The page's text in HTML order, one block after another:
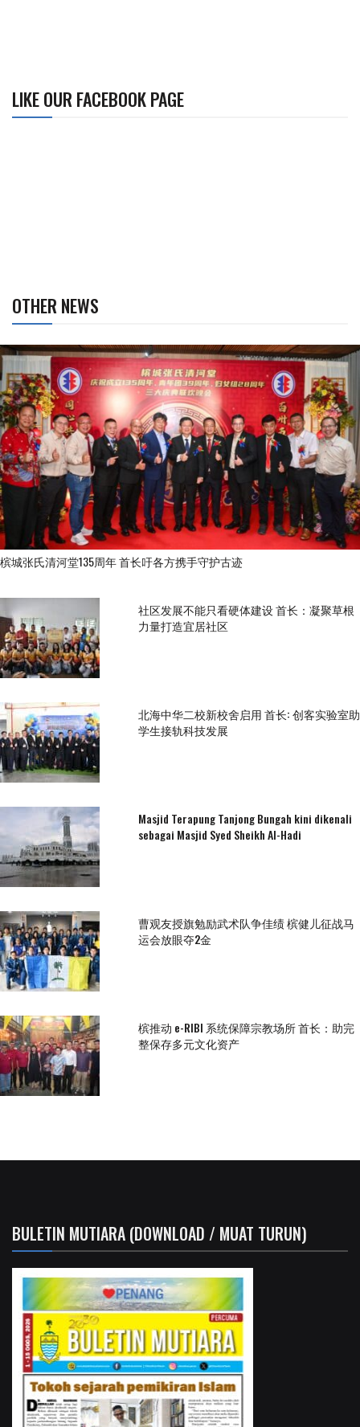
LIKE OUR FACEBOOK PAGE
OTHER NEWS
槟城张氏清河堂135周年 首长吁各方携手守护古迹
社区发展不能只看硬体建设 首长：凝聚草根
力量打造宜居社区
北海中华二校新校舍启用 首长: 创客实验室助
学生接轨科技发展
Masjid Terapung Tanjong Bungah kini dikenali
sebagai Masjid Syed Sheikh Al-Hadi
曹观友授旗勉励武术队争佳绩 槟健儿征战马
运会放眼夺2金
槟推动 e-RIBI 系统保障宗教场所 首长：助完
整保存多元文化资产
BULETIN MUTIARA (DOWNLOAD / MUAT TURUN)